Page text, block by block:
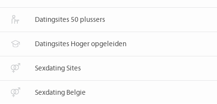
Datingsites 50 plussers
Datingsites Hoger opgeleiden
Sexdating Sites
Sexdating Belgie